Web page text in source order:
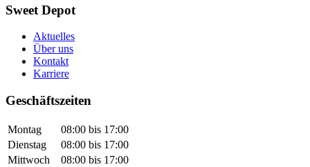
Sweet Depot
Aktuelles
Über uns
Kontakt
Karriere
Geschäftszeiten
Montag
08:00 bis 17:00
Dienstag
08:00 bis 17:00
Mittwoch
08:00 bis 17:00